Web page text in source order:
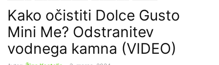
Kako očistiti Dolce Gusto
Mini Me? Odstranitev
vodnega kamna (VIDEO)